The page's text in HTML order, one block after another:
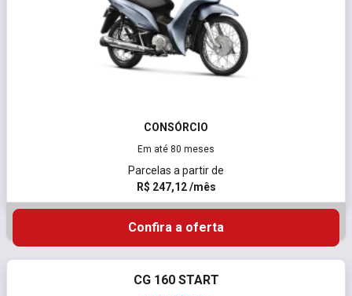
CONSÓRCIO
Em até 80 meses
Parcelas a partir de
R$ 247,12 /mês
Confira a oferta
CG 160 START